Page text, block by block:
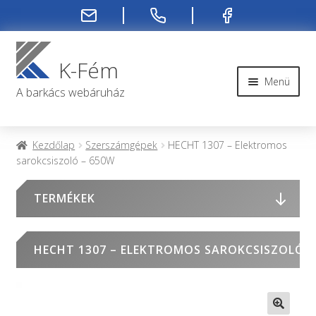
Ugrás
a
navigációhoz
Kilépés
a
tartalombaK-Fém
A barkács webáruház
Menü
Kapcsolat
Rendelés menete
Rólunk
Kezdőlap Szerszámgépek
HECHT 1307 – Elektromos
sarokcsiszoló – 650W
HECHT 1307 – ELEKTROMOS SAROKCSISZOLÓ
TERMÉKEK